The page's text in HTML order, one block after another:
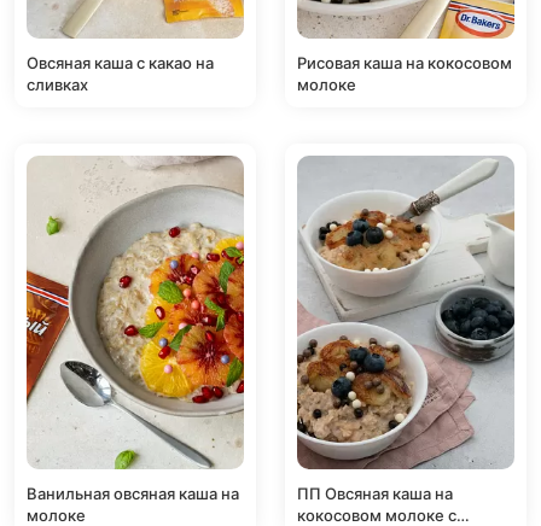
Овсяная каша с какао на
сливках
Рисовая каша на кокосовом
молоке
Ванильная овсяная каша на
молоке
ПП Овсяная каша на
кокосовом молоке с